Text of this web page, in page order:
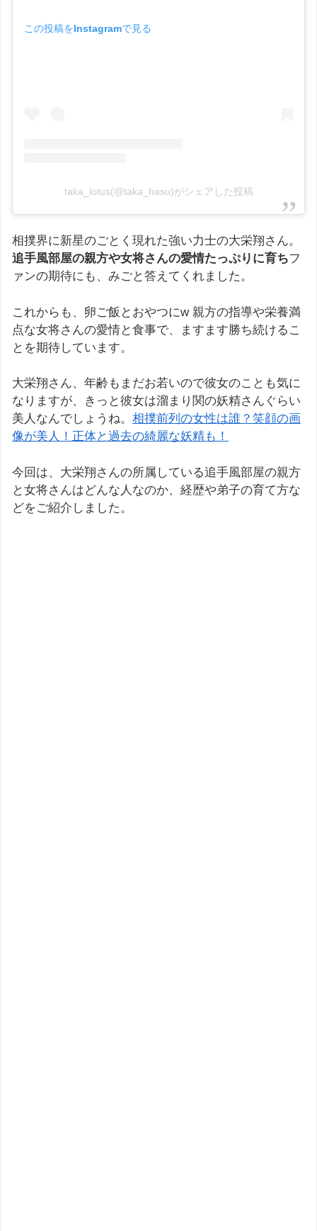
この投稿をInstagramで見る
taka_lotus(@taka_hasu)がシェアした投稿
相撲界に新星のごとく現れた強い力士の大栄翔さん。
追手風部屋の親方や女将さんの愛情たっぷりに育ちフ
ァンの期待にも、みごと答えてくれました。
これからも、卵ご飯とおやつにw 親方の指導や栄養満
点な女将さんの愛情と食事で、ますます勝ち続けるこ
とを期待しています。
大栄翔さん、年齢もまだお若いので彼女のことも気に
なりますが、きっと彼女は溜まり関の妖精さんぐらい
美人なんでしょうね。 相撲前列の女性は誰？笑顔の画
像が美人！正体と過去の綺麗な妖精も！
今回は、大栄翔さんの所属している追手風部屋の親方
と女将さんはどんな人なのか、経歴や弟子の育て方な
どをご紹介しました。